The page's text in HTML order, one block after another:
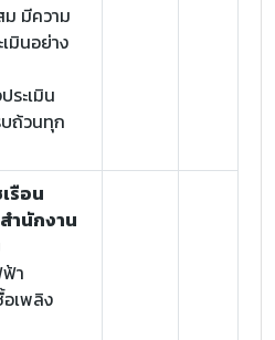
ม มีความ
มินอย่าง
ะเมิน
ถ้วนทุก
รือน
ำนักงาน
า
เพลิง